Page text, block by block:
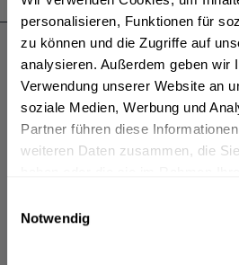
personalisieren, Funktionen für
zu können und die Zugriffe auf
analysieren. Außerdem geben wir
Verwendung unserer Website an
soziale Medien, Werbung und
Partner führen diese
weiteren Daten zusammen, die
Notwendig
Rieder Fun